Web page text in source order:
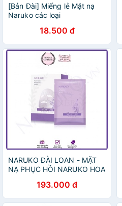
[Bản Đài] Miếng lẻ Mặt nạ
Naruko các loại
18.500 đ
NARUKO ĐÀI LOAN - MẶT
NẠ PHỤC HỒI NARUKO HOA
REPAIRING MASK HỘP
NGUYÊN
193.000 đ